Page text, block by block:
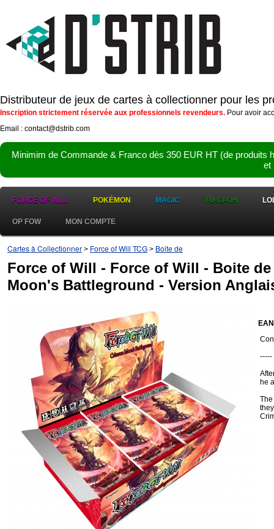
Distributeur de jeux de cartes à collectionner pour les
Inscription strictement réservée aux professionnels revendeurs. Pour avoir
Email : contact@dstrib.com
Minimim de Commande & Franco dès 350 EUR HT (de
et
FORCE OF WILL POKÉMON MAGIC YU-GI-OH
OP FOW MON COMPTE
Cartes à Collectionner > Force of Will TCG > Boite de
Force of Will - Force of Will - Boite
Moon's Battleground - Version
-----
he